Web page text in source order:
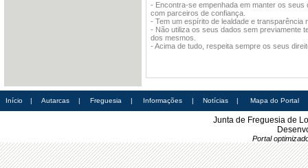
- Encontra-se empenhada em manter os
com parceiros de confiança.
- Tem um espírito de lealdade e
- Não utiliza os seus dados sem previamente
dos mesmos.
- Acima de tudo, respeita sempre os seus
Início | Autarcas | Freguesia | Informações | Notícias | Mapa do Portal
Junta de Freguesia de
Portal